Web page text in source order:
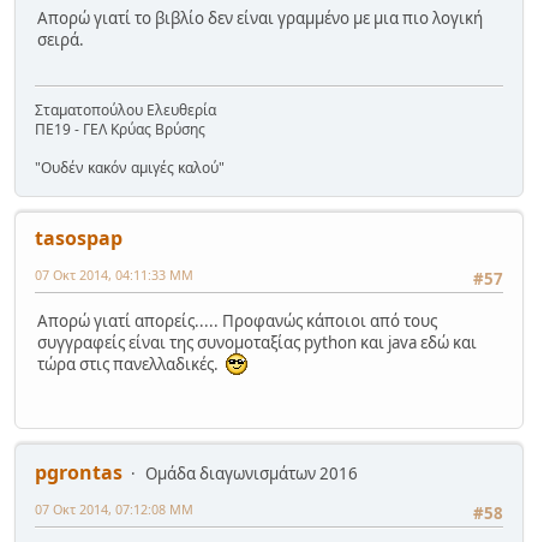
Απορώ γιατί το βιβλίο δεν είναι γραμμένο με μια πιο λογική
σειρά.
Σταματοπούλου Ελευθερία
ΠΕ19 - ΓΕΛ Κρύας Βρύσης
"Ουδέν κακόν αμιγές καλού"
tasospap
#57
07 Οκτ 2014, 04:11:33 ΜΜ
Απορώ γιατί απορείς..... Προφανώς κάποιοι από τους
συγγραφείς είναι της συνομοταξίας python και java εδώ και
τώρα στις πανελλαδικές.
pgrontas
Ομάδα διαγωνισμάτων 2016
#58
07 Οκτ 2014, 07:12:08 ΜΜ